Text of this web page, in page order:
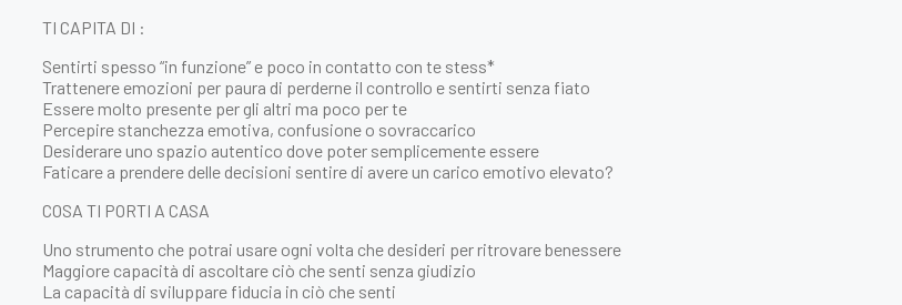
TI CAPITA DI :
Sentirti spesso “in funzione” e poco in contatto con te stess*
Trattenere emozioni per paura di perderne il controllo e sentirti senza fiato
Essere molto presente per gli altri ma poco per te
Percepire stanchezza emotiva, confusione o sovraccarico
Desiderare uno spazio autentico dove poter semplicemente essere
Faticare a prendere delle decisioni sentire di avere un carico emotivo elevato?
COSA TI PORTI A CASA
Uno strumento che potrai usare ogni volta che desideri per ritrovare benessere
Maggiore capacità di ascoltare ciò che senti senza giudizio
La capacità di sviluppare fiducia in ciò che senti